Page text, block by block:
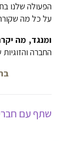
הפעולה שלנו
על כל מה
ומנגד, מה
החברה
שתף עם